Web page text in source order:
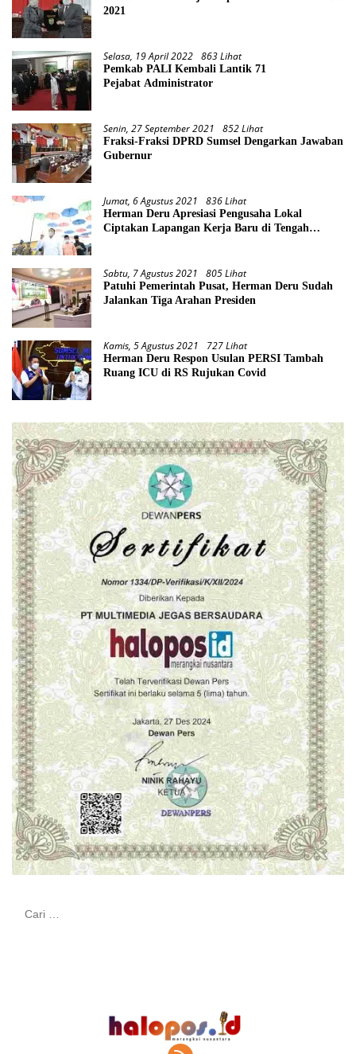
2021
Selasa, 19 April 2022 863 Lihat
Pemkab PALI Kembali Lantik 71
Pejabat Administrator
Senin, 27 September 2021 852 Lihat
Fraksi-Fraksi DPRD Sumsel Dengarkan Jawaban
Gubernur
Jumat, 6 Agustus 2021 836 Lihat
Herman Deru Apresiasi Pengusaha Lokal
Ciptakan Lapangan Kerja Baru di Tengah
Sabtu, 7 Agustus 2021 805 Lihat
Patuhi Pemerintah Pusat, Herman Deru Sudah
Jalankan Tiga Arahan Presiden
Kamis, 5 Agustus 2021 727 Lihat
Herman Deru Respon Usulan PERSI Tambah
Ruang ICU di RS Rujukan Covid